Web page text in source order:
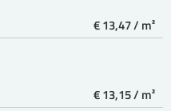
€ 13,47 / m²
€ 13,15 / m²